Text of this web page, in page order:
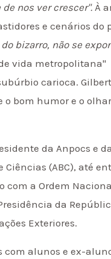
nos ver crescer". À
e cenários do
bizarro, não se
vida metropolitana"
carioca.
bom humor e o
da Anpocs e da
(ABC), até
com a Ordem
da
Exteriores.
com alunos e ex-